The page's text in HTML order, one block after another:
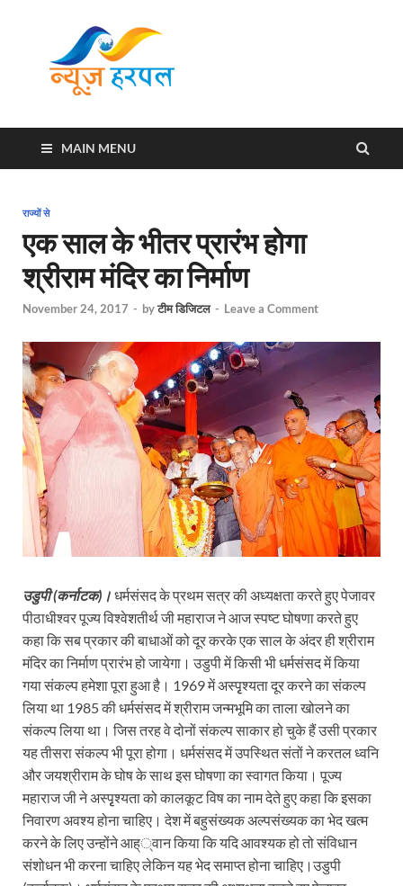
MAIN MENU
राज्यों से
एक साल के भीतर प्रारंभ होगा
श्रीराम मंदिर का निर्माण
November 24, 2017 - byटीम डिजिटल - Leave a Comment
उडुपी (कर्नाटक)। धर्मसंसद के प्रथम सत्र की अध्यक्षता करते हुए पेजावर
पीठाधीश्वर पूज्य विश्वेशतीर्थ जी महाराज ने आज स्पष्ट घोषणा करते हुए
कहा कि सब प्रकार की बाधाओं को दूर करके एक साल के अंदर ही श्रीराम
मंदिर का निर्माण प्रारंभ हो जायेगा। उडुपी में किसी भी धर्मसंसद में किया
गया संकल्प हमेशा पूरा हुआ है। 1969 में अस्पृृश्यता दूर करने का संकल्प
लिया था 1985 की धर्मसंसद में श्रीराम जन्मभूमि का ताला खोलने का
संकल्प लिया था। जिस तरह वे दोनों संकल्प साकार हो चुके हैं उसी प्रकार
यह तीसरा संकल्प भी पूरा होगा। धर्मसंसद में उपस्थित संतों ने करतल ध्वनि
और जयश्रीराम के घोष के साथ इस घोषणा का स्वागत किया। पूज्य
महाराज जी ने अस्पृृश्यता को कालकूट विष का नाम देते हुए कहा कि इसका
निवारण अवश्य होना चाहिए। देश में बहुसंख्यक अल्पसंख्यक का भेद खत्म
करने के लिए उन्होंने आह््वान किया कि यदि आवश्यक हो तो संविधान
संशोधन भी करना चाहिए लेकिन यह भेद समाप्त होना चाहिए।उडुपी